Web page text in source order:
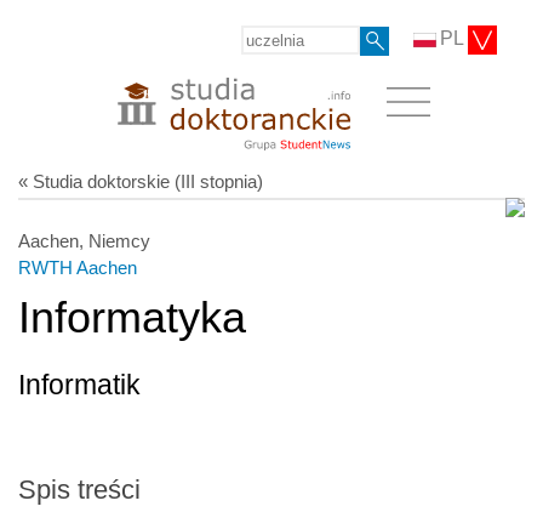
PL
« Studia doktorskie (III stopnia)
Aachen, Niemcy
RWTH Aachen
Informatyka
Informatik
Spis treści